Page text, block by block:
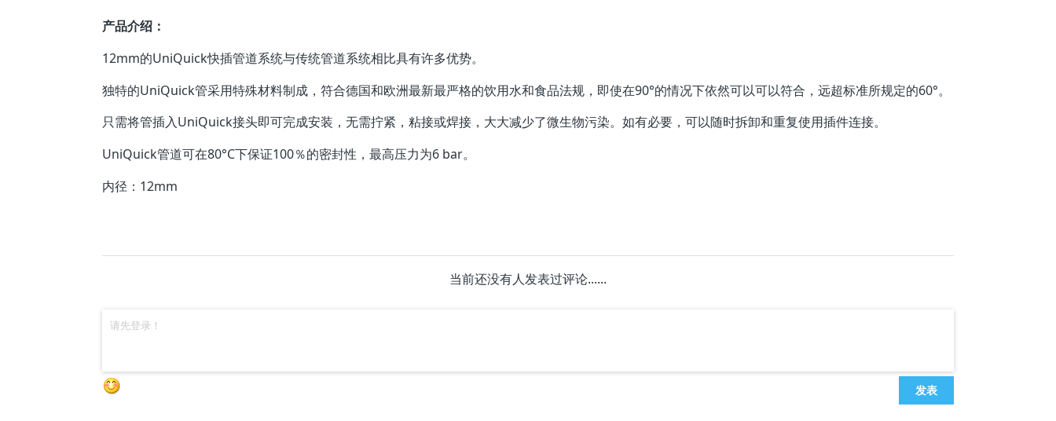
产品介绍：
12mm的UniQuick快插管道系统与传统管道系统相比具有许多优势。
独特的UniQuick管采用特殊材料制成，符合德国和欧洲最新最严格的饮用水和食品法规，即使在90°的情况下依然可以可以符合，远超标准所规定的60°。
只需将管插入UniQuick接头即可完成安装，无需拧紧，粘接或焊接，大大减少了微生物污染。如有必要，可以随时拆卸和重复使用插件连接。
UniQuick管道可在80°C下保证100％的密封性，最高压力为6 bar。
内径：12mm
当前还没有人发表过评论......
发表